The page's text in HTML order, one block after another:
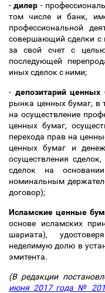
-дилер -
том числе и банк,
профессиональной
совершающий сделки с
за свой счет с
последующей
иных сделок с ними;
- депозитарий ценных
рынка ценных бумаг,
на осуществление
ценных бумаг,
перехода прав на
ценных бумаг и
осуществления
сделок на
номинальным
договор);
Исламские ценные
основе исламских
шариата),
неделимую долю в
эмитента.
(В редакции
июня 2017 года №